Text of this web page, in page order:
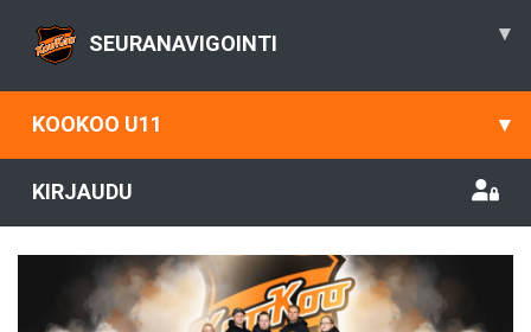
SEURANAVIGOINTI ▾
KOOKOO U11 ▾
KIRJAUDU